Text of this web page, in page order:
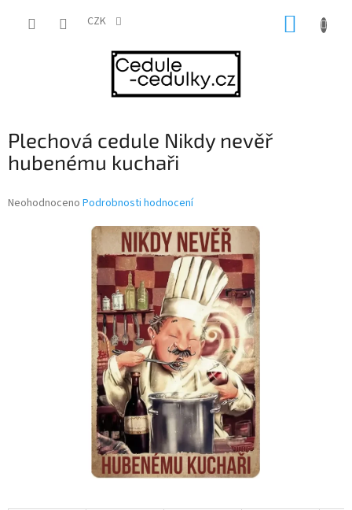
CZK
Plechová cedule Nikdy nevěř
hubenému kuchaři
Průměrné
Neohodnoceno Podrobnosti hodnocení